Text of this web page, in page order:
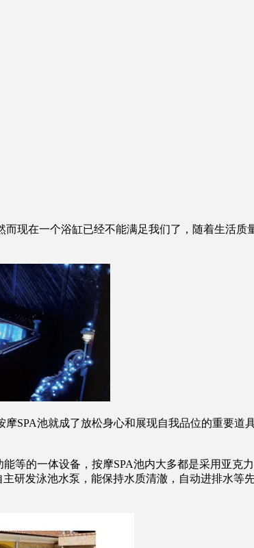
在一个浴缸已经不能满足我们了，随着生活质
池就成了放松身心和展现自我品位的重要道
等的一体设备，按摩SPA池内大多都是采用亚克
研发泳池水泵，能保持水质清澈，自动进排水等